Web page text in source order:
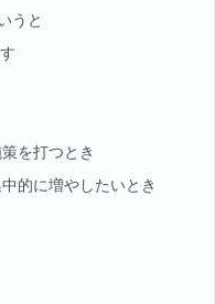
うと
を打つとき
的に増やしたいとき